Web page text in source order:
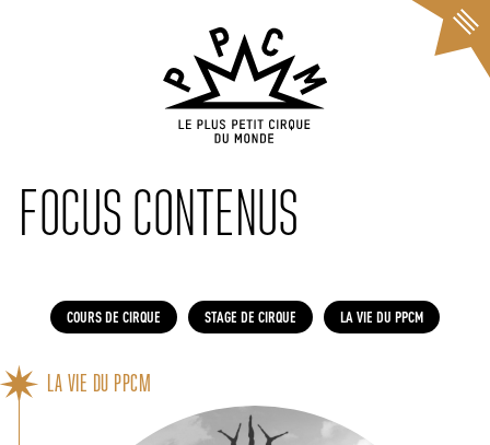
FOCUS CONTENUS
COURS DE CIRQUE STAGE DE CIRQUE LA VIE DU PPCM
LA VIE DU PPCM